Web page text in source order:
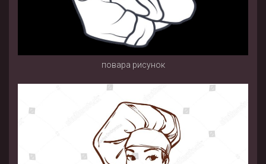
повара рисунок